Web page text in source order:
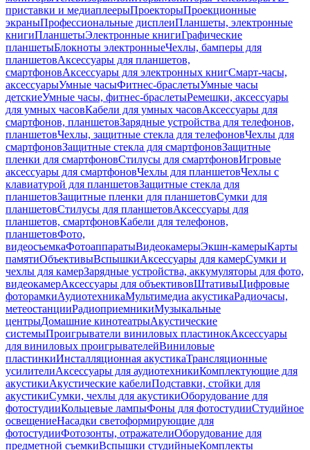
приставки и медиаплеерыПроекторыПроекционные
экраныПрофессиональные дисплеиПланшеты, электронные
книгиПланшетыЭлектронные книгиГрафические
планшетыБлокноты электронныеЧехлы, бамперы для
планшетовАксессуары для планшетов,
смартфоновАксессуары для электронных книгСмарт-часы,
аксессуарыУмные часыФитнес-браслетыУмные часы
детскиеУмные часы, фитнес-браслетыРемешки, аксессуары
для умных часовКабели для умных часовАксессуары для
смартфонов, планшетовЗарядные устройства для телефонов,
планшетовЧехлы, защитные стекла для телефоновЧехлы для
смартфоновЗащитные стекла для смартфоновЗащитные
пленки для смартфоновСтилусы для смартфоновИгровые
аксессуары для смартфоновЧехлы для планшетовЧехлы с
клавиатурой для планшетовЗащитные стекла для
планшетовЗащитные пленки для планшетовСумки для
планшетовСтилусы для планшетовАксессуары для
планшетов, смартфоновКабели для телефонов,
планшетовФото,
видеосъемкаФотоаппаратыВидеокамерыЭкшн-камерыКарты
памятиОбъективыВспышкиАксессуары для камерСумки и
чехлы для камерЗарядные устройства, аккумуляторы для фото,
видеокамерАксессуары для объективовШтативыЦифровые
фоторамкиАудиотехникаМультимедиа акустикаРадиочасы,
метеостанцииРадиоприемникиМузыкальные
центрыДомашние кинотеатрыАкустические
системыПроигрыватели виниловых пластинокАксессуары
для виниловых проигрывателейВиниловые
пластинкиИнсталляционная акустикаТрансляционные
усилителиАксессуары для аудиотехникиКомплектующие для
акустикиАкустические кабелиПодставки, стойки для
акустикиСумки, чехлы для акустикиОборудование для
фотостудииКольцевые лампыФоны для фотостудииСтудийное
освещениеНасадки светоформирующие для
фотостудииФотозонты, отражателиОборудование для
предметной съемкиВспышки студийныеКомплекты